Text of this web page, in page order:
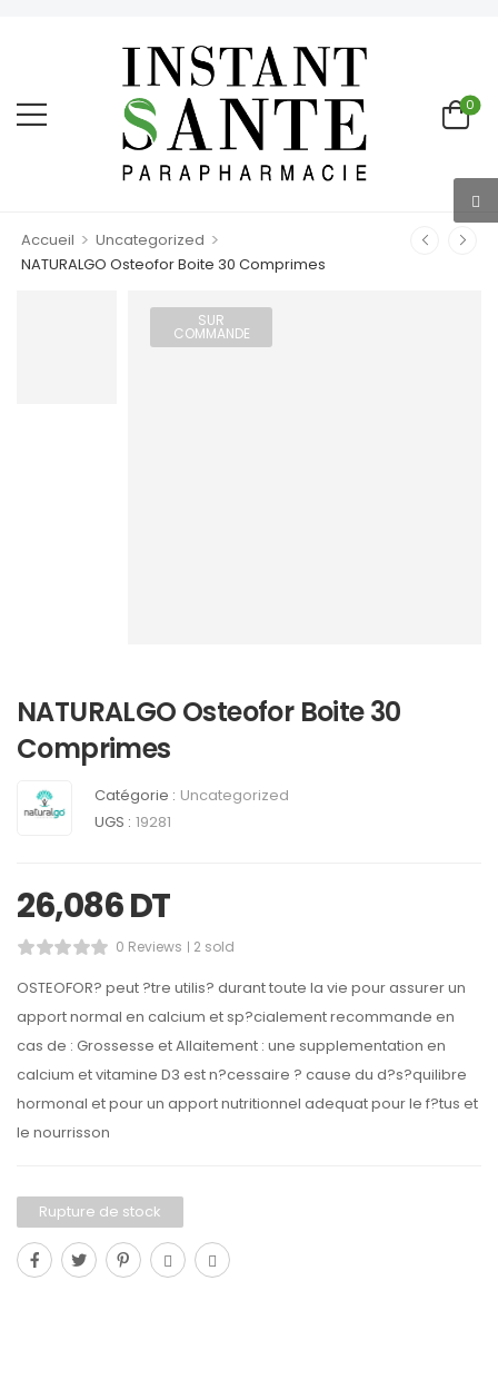
0
Accueil > Uncategorized >
NATURALGO Osteofor Boite 30 Comprimes
SUR
COMMANDE
NATURALGO Osteofor Boite 30
Comprimes
Catégorie : Uncategorized
UGS : 19281
26,086DT
0 Reviews 2 sold
OSTEOFOR? peut ?tre utilis? durant toute la vie pour assurer un
apport normal en calcium et sp?cialement recommande en
cas de : Grossesse et Allaitement : une supplementation en
calcium et vitamine D3 est n?cessaire ? cause du d?s?quilibre
hormonal et pour un apport nutritionnel adequat pour le f?tus et
le nourrisson
Rupture de stock